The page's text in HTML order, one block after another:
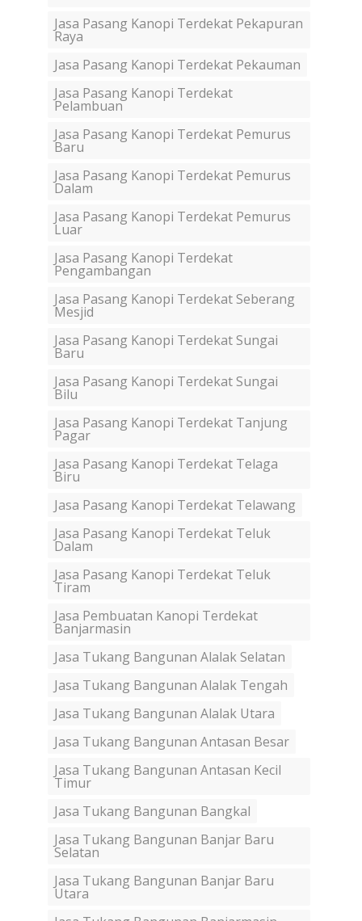
Jasa Pasang Kanopi Terdekat Pekapuran
Raya
Jasa Pasang Kanopi Terdekat Pekauman
Jasa Pasang Kanopi Terdekat
Pelambuan
Jasa Pasang Kanopi Terdekat Pemurus
Baru
Jasa Pasang Kanopi Terdekat Pemurus
Dalam
Jasa Pasang Kanopi Terdekat Pemurus
Luar
Jasa Pasang Kanopi Terdekat
Pengambangan
Jasa Pasang Kanopi Terdekat Seberang
Mesjid
Jasa Pasang Kanopi Terdekat Sungai
Baru
Jasa Pasang Kanopi Terdekat Sungai
Bilu
Jasa Pasang Kanopi Terdekat Tanjung
Pagar
Jasa Pasang Kanopi Terdekat Telaga
Biru
Jasa Pasang Kanopi Terdekat Telawang
Jasa Pasang Kanopi Terdekat Teluk
Dalam
Jasa Pasang Kanopi Terdekat Teluk
Tiram
Jasa Pembuatan Kanopi Terdekat
Banjarmasin
Jasa Tukang Bangunan Alalak Selatan
Jasa Tukang Bangunan Alalak Tengah
Jasa Tukang Bangunan Alalak Utara
Jasa Tukang Bangunan Antasan Besar
Jasa Tukang Bangunan Antasan Kecil
Timur
Jasa Tukang Bangunan Bangkal
Jasa Tukang Bangunan Banjar Baru
Selatan
Jasa Tukang Bangunan Banjar Baru
Utara